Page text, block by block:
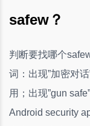
safew？
判断要找哪个
词：出现”加密对
用；出现”gun
Android security